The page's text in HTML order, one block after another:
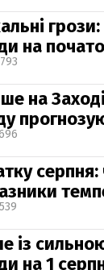
на
на
із
на 1